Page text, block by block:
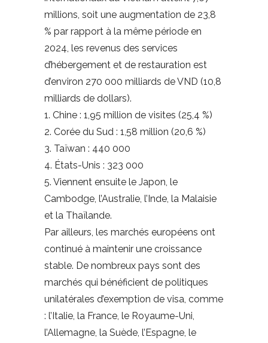
millions, soit une augmentation de 23,8
% par rapport à la même période en
2024, les revenus des services
d’hébergement et de restauration est
d’environ 270 000 milliards de VND (10,8
milliards de dollars).
1. Chine : 1,95 million de visites (25,4 %)
2. Corée du Sud : 1,58 million (20,6 %)
3. Taïwan : 440 000
4. États-Unis : 323 000
5. Viennent ensuite le Japon, le
Cambodge, l’Australie, l’Inde, la Malaisie
et la Thaïlande.
Par ailleurs, les marchés européens ont
continué à maintenir une croissance
stable. De nombreux pays sont des
marchés qui bénéficient de politiques
unilatérales d’exemption de visa, comme
: l’Italie, la France, le Royaume-Uni,
l’Allemagne, la Suède, l’Espagne, le